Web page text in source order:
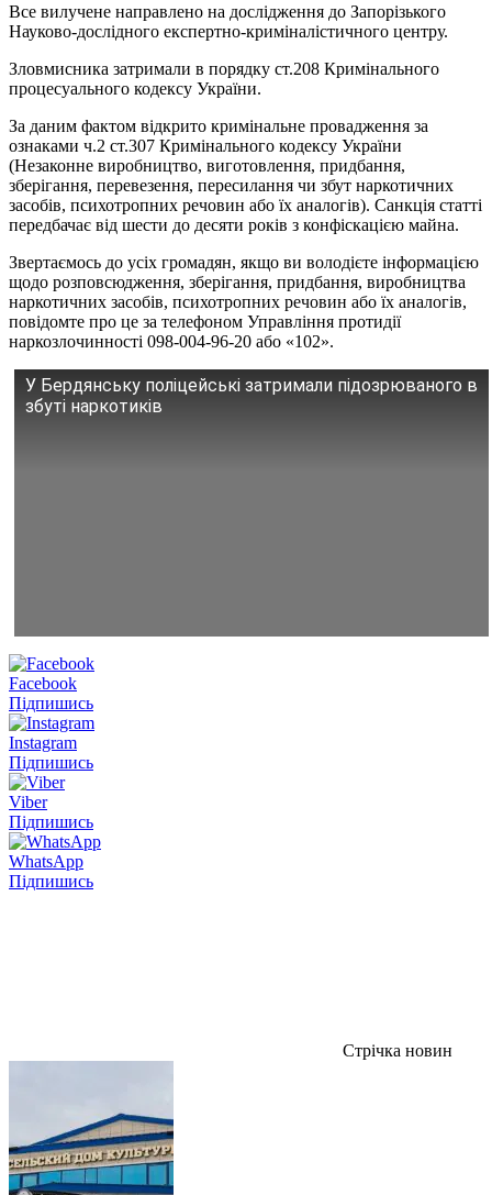
Все вилучене направлено на дослідження до Запорізького
Науково-дослідного експертно-криміналістичного центру.
Зловмисника затримали в порядку ст.208 Кримінального
процесуального кодексу України.
За даним фактом відкрито кримінальне провадження за
ознаками ч.2 ст.307 Кримінального кодексу України
(Незаконне виробництво, виготовлення, придбання,
зберігання, перевезення, пересилання чи збут наркотичних
засобів, психотропних речовин або їх аналогів). Санкція статті
передбачає від шести до десяти років з конфіскацією майна.
Звертаємось до усіх громадян, якщо ви володієте інформацією
щодо розповсюдження, зберігання, придбання, виробництва
наркотичних засобів, психотропних речовин або їх аналогів,
повідомте про це за телефоном Управління протидії
наркозлочинності 098-004-96-20 або «102».
У Бердянську поліцейські затримали підозрюваного в
збуті наркотиків
Facebook
Підпишись
Instagram
Підпишись
Viber
Підпишись
WhatsApp
Підпишись
Стрічка новин